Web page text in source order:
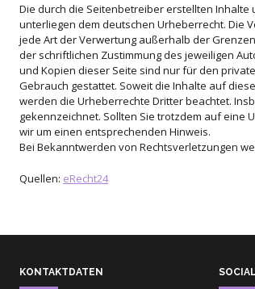
Die durch die Seitenbetreiber erstellten Inhalte
unterliegen dem deutschen Urheberrecht. Die
jede Art der Verwertung außerhalb der
der schriftlichen Zustimmung des jeweiligen
und Kopien dieser Seite sind nur für den
Gebrauch gestattet. Soweit die Inhalte auf
werden die Urheberrechte Dritter beachtet.
gekennzeichnet. Sollten Sie trotzdem auf eine
wir um einen entsprechenden Hinweis.
Bei Bekanntwerden von Rechtsverletzungen
Quellen: eRecht24
KONTAKTDATEN